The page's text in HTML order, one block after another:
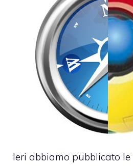
Ieri abbiamo pubblicato le